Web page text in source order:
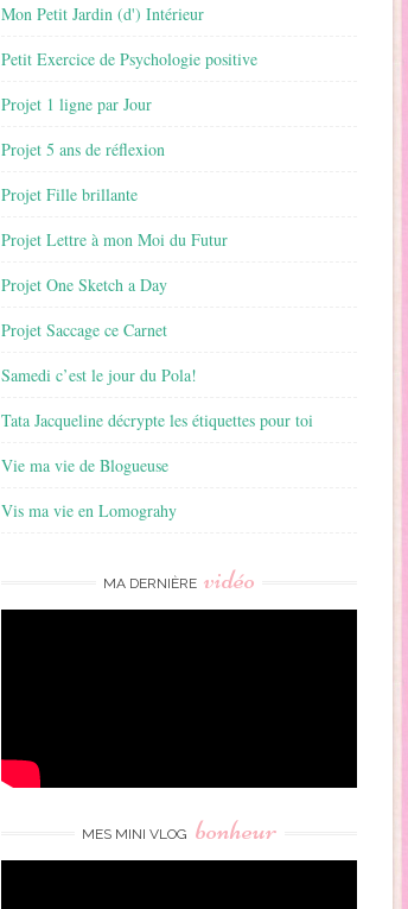
Mon Petit Jardin (d') Intérieur
Petit Exercice de Psychologie positive
Projet 1 ligne par Jour
Projet 5 ans de réflexion
Projet Fille brillante
Projet Lettre à mon Moi du Futur
Projet One Sketch a Day
Projet Saccage ce Carnet
Samedi c’est le jour du Pola!
Tata Jacqueline décrypte les étiquettes pour toi
Vie ma vie de Blogueuse
Vis ma vie en Lomograhy
MA DERNIÈRE vidéo
MES MINI VLOG bonheur